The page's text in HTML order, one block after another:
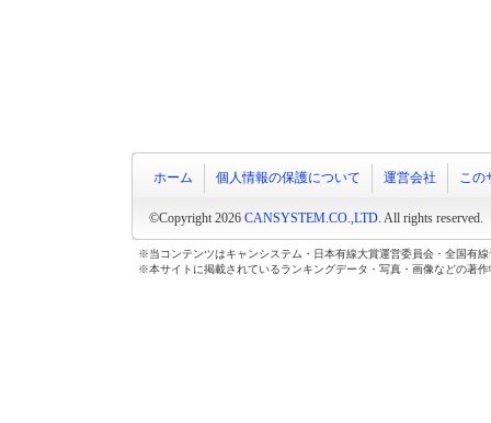
ホーム 個人情報の保護について 運営会社 この
©Copyright 2026 CANSYSTEM.CO.,LTD. All rights reserved.
※当コンテンツはキャンシステム・日本有線大賞運営委員会・全国有
※本サイトに掲載されているランキングデータ・写真・画像などの著